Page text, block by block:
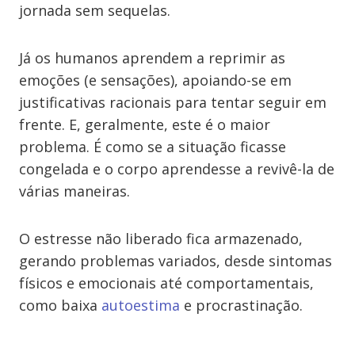
jornada sem sequelas.
Já os humanos aprendem a reprimir as
emoções (e sensações), apoiando-se em
justificativas racionais para tentar seguir em
frente. E, geralmente, este é o maior
problema. É como se a situação ficasse
congelada e o corpo aprendesse a revivê-la de
várias maneiras.
O estresse não liberado fica armazenado,
gerando problemas variados, desde sintomas
físicos e emocionais até comportamentais,
como baixa autoestima e procrastinação.